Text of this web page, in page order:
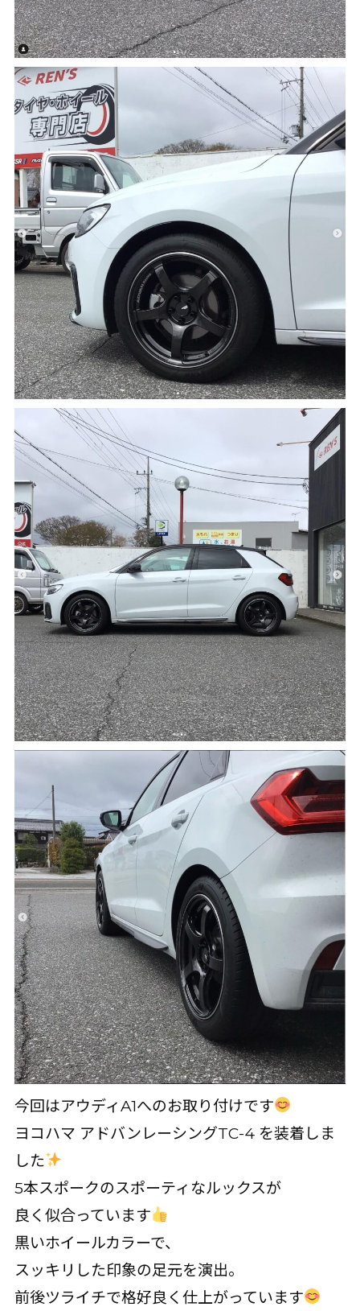
今回はアウディA1へのお取り付けです
ヨコハマ アドバンレーシングTC-4 を装着しま
した
5本スポークのスポーティなルックスが
良く似合っています
黒いホイールカラーで、
スッキリした印象の足元を演出。
前後ツライチで格好良く仕上がっています